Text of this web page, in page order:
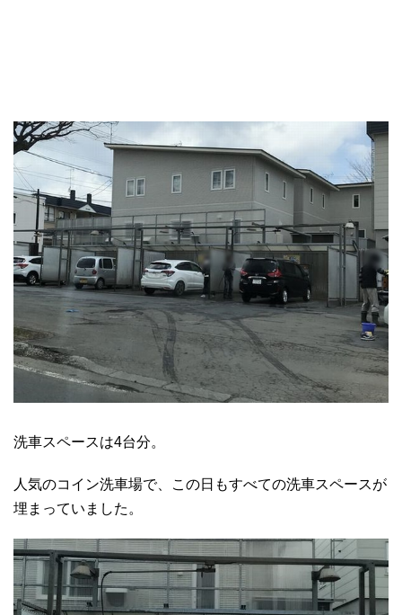
洗車スペースは4台分。
人気のコイン洗車場で、この日もすべての洗車スペースが
埋まっていました。